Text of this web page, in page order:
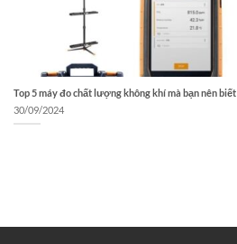
Top 5 máy đo chất lượng không khí mà bạn nên biết
30/09/2024